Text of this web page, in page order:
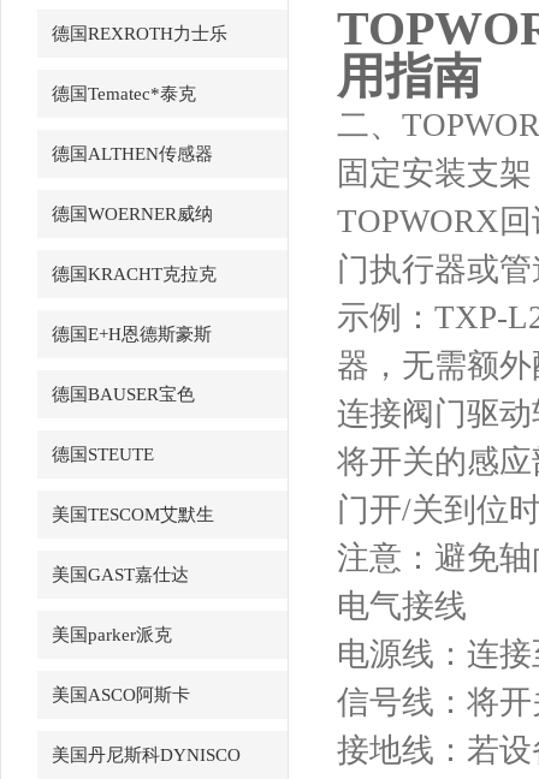
德国REXROTH力士乐
德国Tematec*泰克
德国ALTHEN传感器
德国WOERNER威纳
德国KRACHT克拉克
德国E+H恩德斯豪斯
德国BAUSER宝色
德国STEUTE
美国TESCOM艾默生
美国GAST嘉仕达
美国parker派克
美国ASCO阿斯卡
美国丹尼斯科DYNISCO
用指南
二、
固定安装支架
TOPWORX
门执行器或
示例：TXP-
器，无需额
连接阀门驱动
将开关的感
门开/关到位
注意：避免
电气接线
电源线：连
信号线：将
接地线：若